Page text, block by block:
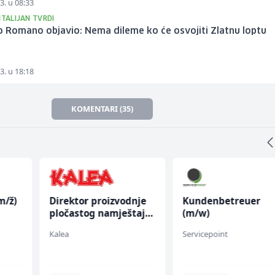
u 08:33
TVRDI
Romano objavio: Nema dileme ko će osvojiti Zlatnu loptu
u 18:18
KOMENTARI (35)
ž)
Direktor proizvodnje
pločastog namještaja
Kalea
Kundenbetreuer
(m/w)
Servicepoint